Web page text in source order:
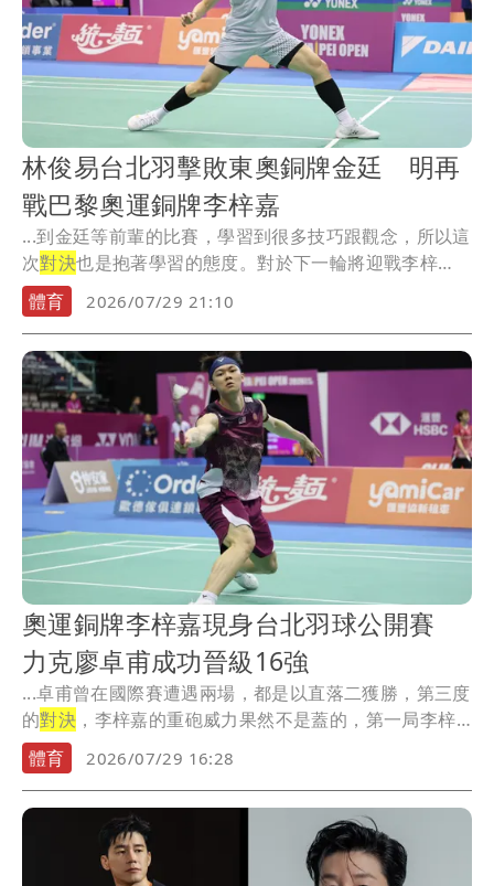
林俊易台北羽擊敗東奧銅牌金廷 明再
戰巴黎奧運銅牌李梓嘉
...到金廷等前輩的比賽，學習到很多技巧跟觀念，所以這
次對決也是抱著學習的態度。對於下一輪將迎戰李梓
嘉，林...
體育 2026/07/29 21:10
奧運銅牌李梓嘉現身台北羽球公開賽
力克廖卓甫成功晉級16強
...卓甫曾在國際賽遭遇兩場，都是以直落二獲勝，第三度
的對決 ，李梓嘉的重砲威力果然不是蓋的，第一局李梓
嘉不...
體育 2026/07/29 16:28